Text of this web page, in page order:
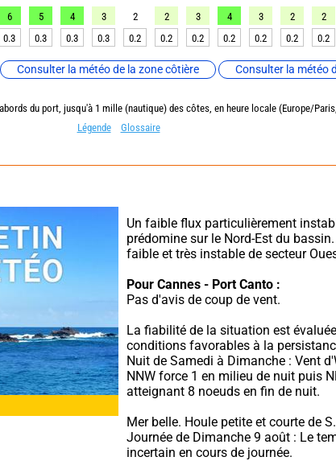
Consulter la météo de la zone côtière Consulter la météo
6 5 4 3 2 2 3 4 3 2 2
0.3 0.3 0.3 0.3 0.2 0.2 0.2 0.2 0.2 0.2 0.2
du port, jusqu'à 1 mille (nautique) des côtes, en heure locale (Europe/
Légende
Glossaire
Un faible flux particulièrement
prédomine sur le Nord-Est du
faible et très instable de secteur
Pour Cannes - Port Canto :
Pas d'avis de coup de vent.
La fiabilité de la situation est
conditions favorables à la
Nuit de Samedi à Dimanche : Vent
NNW force 1 en milieu de nuit puis
atteignant 8 noeuds en fin de nuit.
Mer belle. Houle petite et courte de
Journée de Dimanche 9 août : Le
incertain en cours de journée.